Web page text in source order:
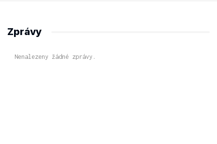
Zprávy
Nenalezeny žádné zprávy.